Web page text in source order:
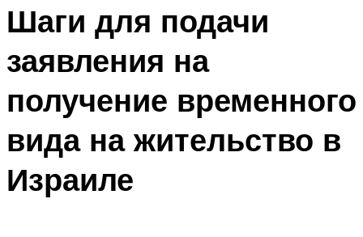
Шаги для подачи
заявления на
получение временного
вида на жительство в
Израиле